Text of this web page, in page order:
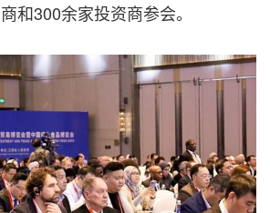
和300余家投资商参会。